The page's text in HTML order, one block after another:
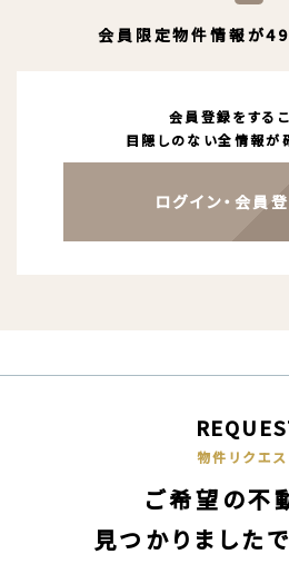
会員限定物件情報が
会員登録をするこ
目隠しのない全情報が
ログイン・会員
物件リクエス
ご希望の不
見つかりました